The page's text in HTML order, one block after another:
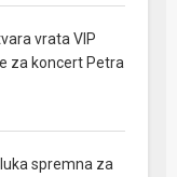
vrata VIP
za koncert Petra
spremna za